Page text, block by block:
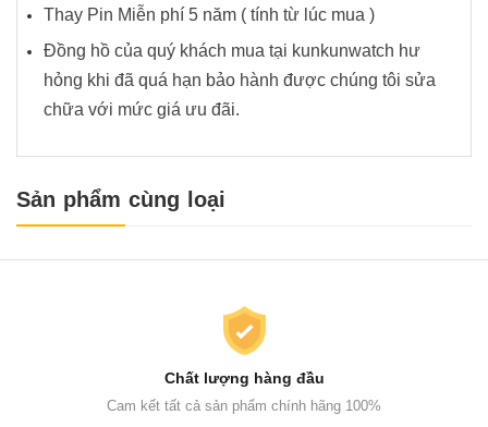
Thay Pin Miễn phí 5 năm ( tính từ lúc mua )
Đồng hồ của quý khách mua tại kunkunwatch hư
hỏng khi đã quá hạn bảo hành được chúng tôi sửa
chữa với mức giá ưu đãi.
Sản phẩm cùng loại
Chất lượng hàng đầu
Cam kết tất cả sản phẩm chính hãng 100%